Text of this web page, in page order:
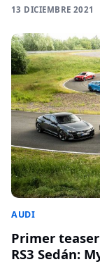
13 DICIEMBRE 2021
AUDI
Primer
RS3 Sedán: